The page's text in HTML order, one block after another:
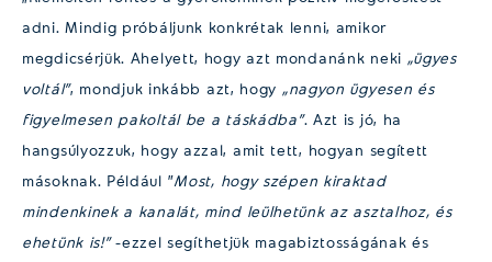
adni. Mindig próbáljunk konkrétak lenni, amikor
megdicsérjük. Ahelyett, hogy azt mondanánk neki „ügyes
voltál”, mondjuk inkább azt, hogy „nagyon ügyesen és
figyelmesen pakoltál be a táskádba”. Azt is jó, ha
hangsúlyozzuk, hogy azzal, amit tett, hogyan segített
másoknak. Például ”Most, hogy szépen kiraktad
mindenkinek a kanalát, mind leülhetünk az asztalhoz, és
ehetünk is!”-ezzel segíthetjük magabiztosságának és